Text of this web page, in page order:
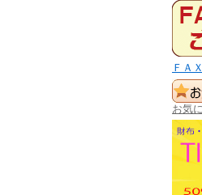
ＦＡ
お気